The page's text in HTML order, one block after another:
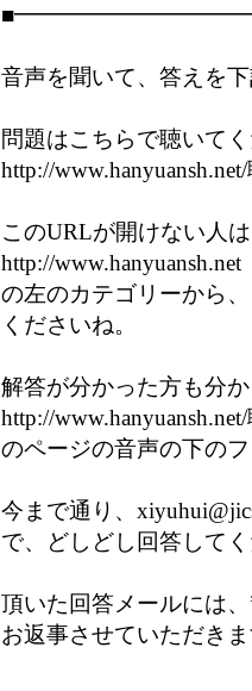
音声を聞いて、答えを
問題はこちらで聴いて
http://
このURLが開けない人は
http://www.hanyuansh.net
の左のカテゴリーから
くださいね。
解答が分かった方も分
http://
のページの音声の下のフ
今まで通り、
で、どしどし回答してく
頂いた回答メールには
お返事させていただきま